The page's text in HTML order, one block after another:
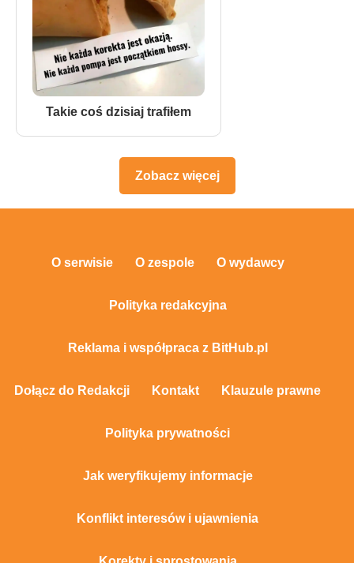
Takie coś dzisiaj trafiłem
Zobacz więcej
O serwisie O zespole O wydawcy
Polityka redakcyjna
Reklama i współpraca z BitHub.pl
Dołącz do Redakcji Kontakt Klauzule prawne
Polityka prywatności
Jak weryfikujemy informacje
Konflikt interesów i ujawnienia